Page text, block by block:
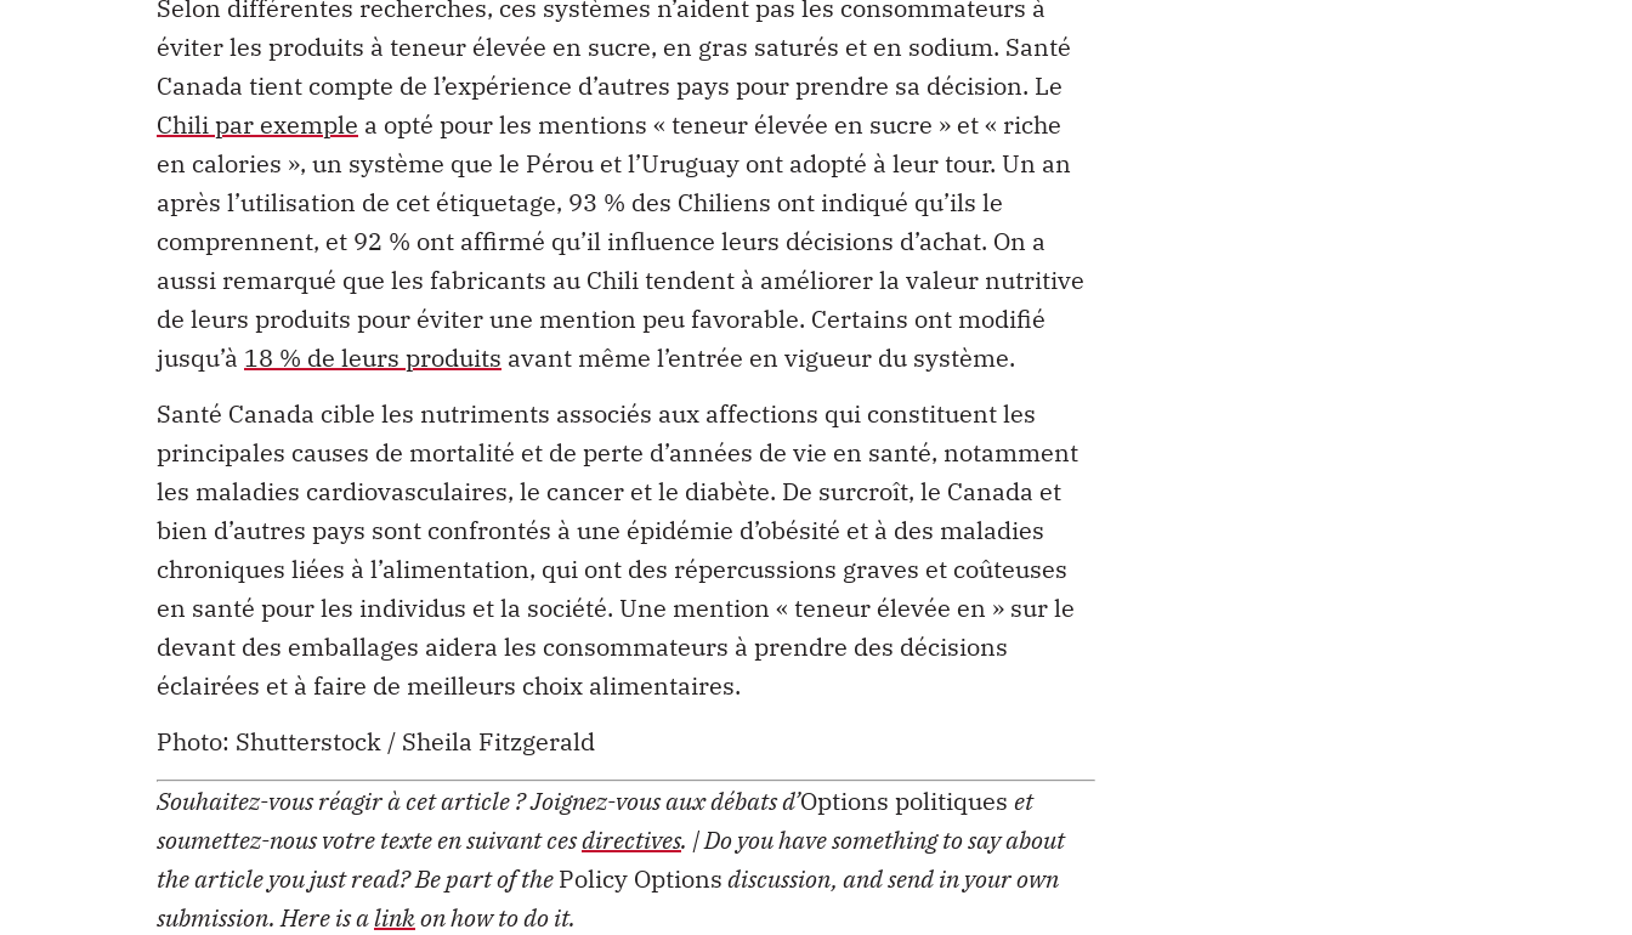
Selon différentes recherches, ces systèmes n’aident pas les consommateurs à
éviter les produits à teneur élevée en sucre, en gras saturés et en sodium. Santé
Canada tient compte de l’expérience d’autres pays pour prendre sa décision. Le
Chili par exemple a opté pour les mentions « teneur élevée en sucre » et « riche
en calories », un système que le Pérou et l’Uruguay ont adopté à leur tour. Un an
après l’utilisation de cet étiquetage, 93 % des Chiliens ont indiqué qu’ils le
comprennent, et 92 % ont affirmé qu’il influence leurs décisions d’achat. On a
aussi remarqué que les fabricants au Chili tendent à améliorer la valeur nutritive
de leurs produits pour éviter une mention peu favorable. Certains ont modifié
jusqu’à 18 % de leurs produits avant même l’entrée en vigueur du système.
Santé Canada cible les nutriments associés aux affections qui constituent les
principales causes de mortalité et de perte d’années de vie en santé, notamment
les maladies cardiovasculaires, le cancer et le diabète. De surcroît, le Canada et
bien d’autres pays sont confrontés à une épidémie d’obésité et à des maladies
chroniques liées à l’alimentation, qui ont des répercussions graves et coûteuses
en santé pour les individus et la société. Une mention « teneur élevée en » sur le
devant des emballages aidera les consommateurs à prendre des décisions
éclairées et à faire de meilleurs choix alimentaires.
Photo: Shutterstock / Sheila Fitzgerald
Souhaitez-vous réagir à cet article ?Joignez-vous aux débats d’Options politiques et
soumettez-nous votre texte en suivant cesdirectives. | Do you have something to say about
the article you just read? Be part of thePolicy Optionsdiscussion, and send in your own
submission. Here is alinkon how to do it.